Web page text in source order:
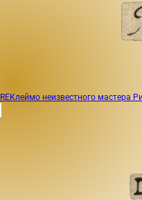
REКлеймо неизвестного мастера